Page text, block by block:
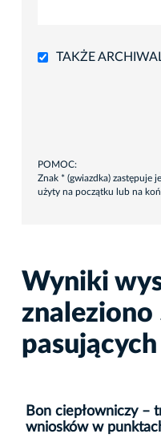
TAKŻE
POMOC:
Znak * (gwiazdka) zastępuje
użyty na początku lub na
Wyniki
znaleziono
Bon ciepłowniczy –
wniosków w